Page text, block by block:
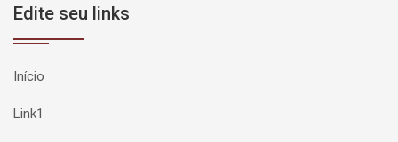
Edite seu links
Início
Link1